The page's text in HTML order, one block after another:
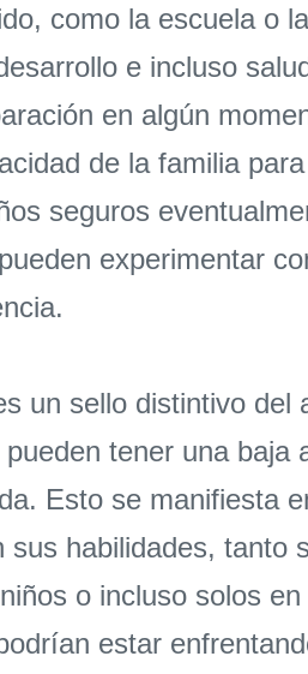
como la escuela o
e incluso
en algún
de la familia
seguros
experimentar
un sello distintivo del
tener una baja
Esto se manifiesta
habilidades, tanto
o incluso solos
estar